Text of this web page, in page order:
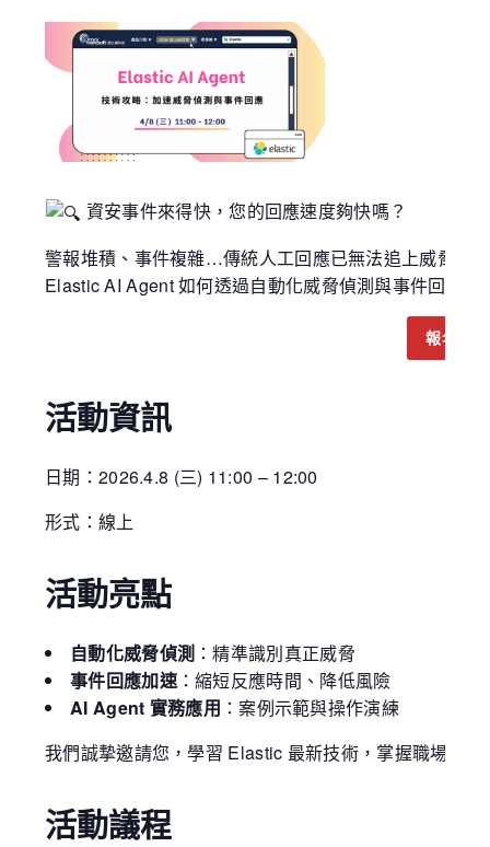
資安事件來得快，您的回應速度夠快嗎？
警報堆積、事件複雜…傳統人工回應已無法追上威脅速
Elastic AI Agent 如何透過自動化威脅偵測與事件回應
報名
活動資訊
日期：2026.4.8 (三) 11:00 – 12:00
形式：線上
活動亮點
自動化威脅偵測 ：精準識別真正威脅
事件回應加速：縮短反應時間、降低風險
AI Agent 實務應用 ：案例示範與操作演練
我們誠摯邀請您，學習 Elastic 最新技術，掌握職場競爭
活動議程